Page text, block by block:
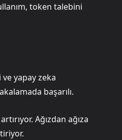
token talebini
yapay zeka
başarılı.
Ağızdan ağıza